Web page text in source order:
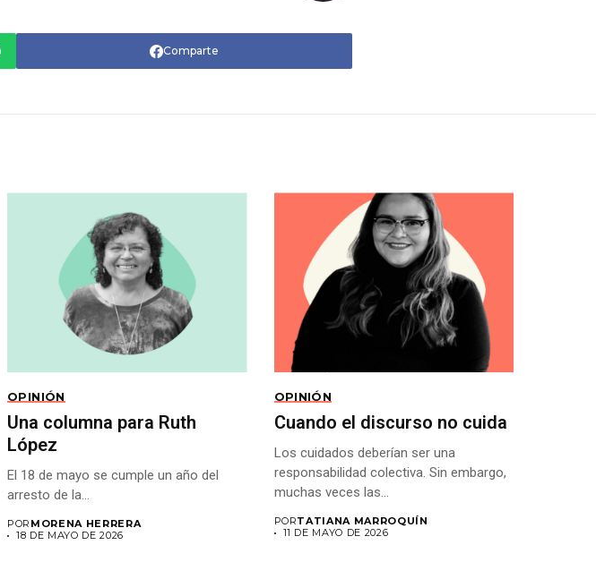
Comparte
OPINIÓN
Una columna para Ruth
López
El 18 de mayo se cumple un año del
arresto de la...
POR MORENA HERRERA
18 DE MAYO DE 2026
OPINIÓN
Cuando el discurso no cuida
Los cuidados deberían ser una
responsabilidad colectiva. Sin embargo,
muchas veces las...
PORTATIANA MARROQUÍN
11 DE MAYO DE 2026